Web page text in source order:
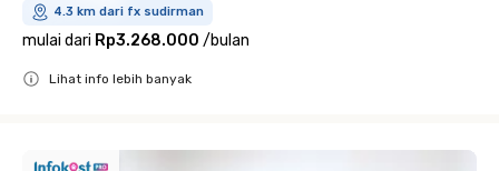
4.3 km dari fx sudirman
mulai dari Rp3.268.000 /bulan
Lihat info lebih banyak